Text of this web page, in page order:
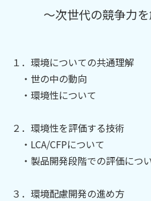
～次世代の競争力
１．環境についての共通理解
・世の中の動向
・環境性について
２．環境性を評価する技術
・LCA/CFPについて
・製品開発段階での評価につ
３．環境配慮開発の進め方